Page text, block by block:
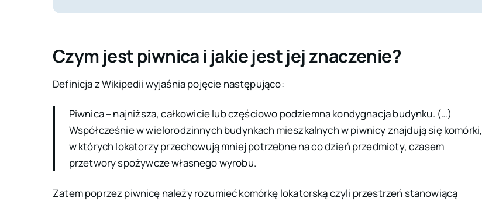
Czym jest piwnica i jakie jest jej znaczenie?
Definicja z Wikipedii wyjaśnia pojęcie następująco:
Piwnica – najniższa, całkowicie lub częściowo podziemna kondygnacja budynku. (…)
Współcześnie w wielorodzinnych budynkach mieszkalnych w piwnicy znajdują się komórki,
w których lokatorzy przechowują mniej potrzebne na co dzień przedmioty, czasem
przetwory spożywcze własnego wyrobu.
Zatem poprzez piwnicę należy rozumieć komórkę lokatorską czyli przestrzeń stanowiącą